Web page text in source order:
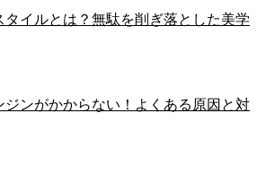
イルとは？無駄を削ぎ落とした美学
ンがかからない！よくある原因と対